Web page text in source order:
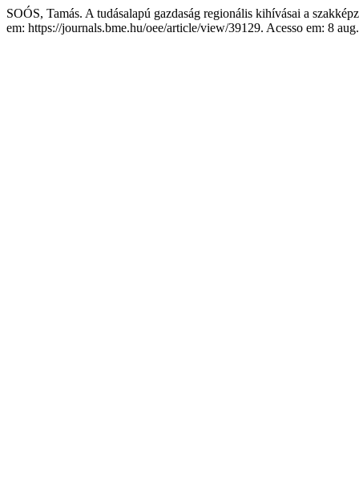
SOÓS, Tamás. A tudásalapú gazdaság regionális kihívásai a
em: https://journals.bme.hu/oee/article/view/39129. Acesso em: 8